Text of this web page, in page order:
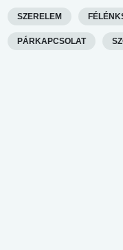
SZERELEM
PÁRKAPCSOLAT